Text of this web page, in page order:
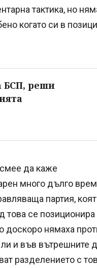
тактика, но
когато си в
БСП, реши
да каже
много дълго
партия,
това се позиционира
доскоро нямаха
и във вътрешните
разделението с